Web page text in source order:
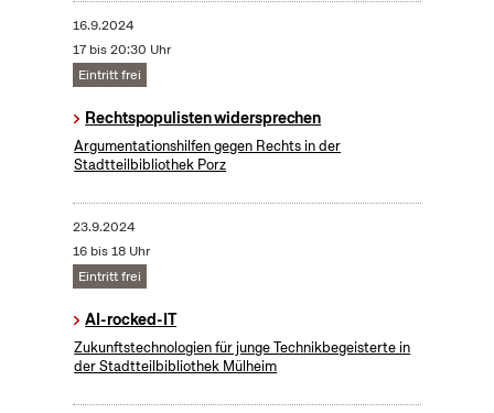
16.9.2024
17 bis 20:30 Uhr
Eintritt frei
Rechtspopulisten widersprechen
Argumentationshilfen gegen Rechts in der
Stadtteilbibliothek Porz
23.9.2024
16 bis 18 Uhr
Eintritt frei
AI-rocked-IT
Zukunftstechnologien für junge Technikbegeisterte in
der Stadtteilbibliothek Mülheim